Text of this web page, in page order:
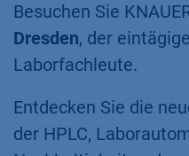
Besuchen Sie
Dresden, der
Laborfachleute.
Entdecken Sie die
der HPLC,